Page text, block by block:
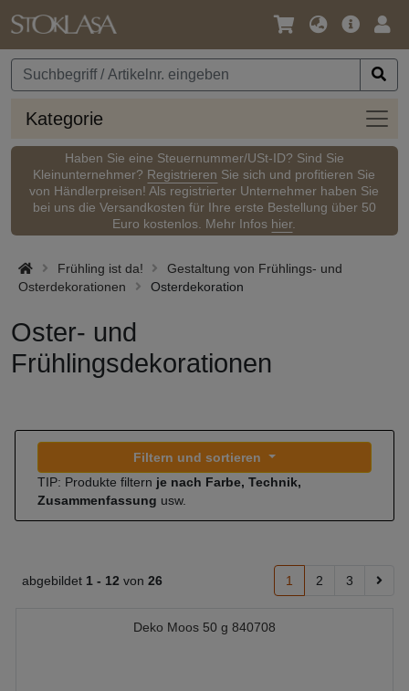
Sprache
Währung
Kategorie
Haben Sie eine Steuernummer/USt-ID? Sind Sie
Kleinunternehmer? Registrieren Sie sich und profitieren Sie
von Händlerpreisen! Als registrierter Unternehmer haben Sie
bei uns die Versandkosten für Ihre erste Bestellung über 50
Euro kostenlos. Mehr Infos hier.
Frühling ist da!
Gestaltung von Frühlings- und
Osterdekorationen
Osterdekoration
Oster- und
Frühlingsdekorationen
Filtern und sortieren
TIP: Produkte filtern je nach Farbe, Technik,
Zusammenfassung usw.
abgebildet 1 - 12 von 26 1 2 3
Deko Moos 50 g 840708